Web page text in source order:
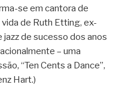
se em cantora de
de Ruth Etting, ex-
de sucesso dos anos
– uma
“Ten Cents a Dance”,
Hart.)